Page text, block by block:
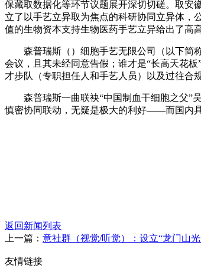
保藏取数据化等环节议题展开深切切磋。取安
立了以手艺立异取为焦点的科研协同立异体，
值的生物资本支持生物医药手艺立异给出了高
森普瑞斯（）细胞手艺无限公司（以下简称
会议，且其未经同意告假；谁才是“长高天花
才步队（专职担任人和手艺人员）以及过往合
森普瑞斯一曲联袂“中国制血干细胞之父”吴
慎密协同联动，无疑是极大的利好——而国内
返回新闻列表
上一篇： 意社群（视觉/听觉）：设立“龙门山
友情链接